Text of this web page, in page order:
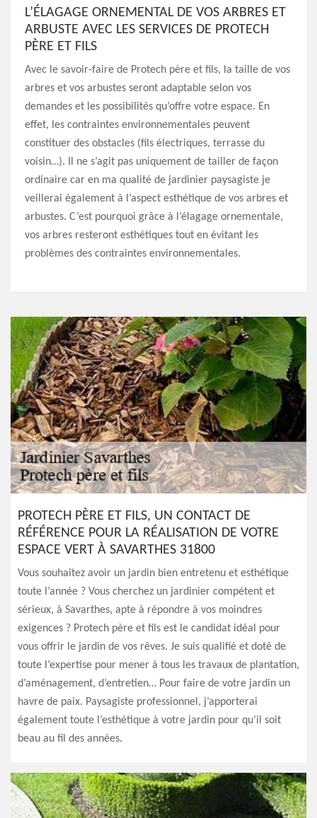
L’ÉLAGAGE ORNEMENTAL DE VOS ARBRES ET
ARBUSTE AVEC LES SERVICES DE PROTECH
PÈRE ET FILS
Avec le savoir-faire de Protech père et fils, la taille de vos
arbres et vos arbustes seront adaptable selon vos
demandes et les possibilités qu’offre votre espace. En
effet, les contraintes environnementales peuvent
constituer des obstacles (fils électriques, terrasse du
voisin…). Il ne s’agit pas uniquement de tailler de façon
ordinaire car en ma qualité de jardinier paysagiste je
veillerai également à l’aspect esthétique de vos arbres et
arbustes. C’est pourquoi grâce à l’élagage ornementale,
vos arbres resteront esthétiques tout en évitant les
problèmes des contraintes environnementales.
PROTECH PÈRE ET FILS, UN CONTACT DE
RÉFÉRENCE POUR LA RÉALISATION DE VOTRE
ESPACE VERT À SAVARTHES 31800
Vous souhaitez avoir un jardin bien entretenu et esthétique
toute l’année ? Vous cherchez un jardinier compétent et
sérieux, à Savarthes, apte à répondre à vos moindres
exigences ? Protech père et fils est le candidat idéal pour
vous offrir le jardin de vos rêves. Je suis qualifié et doté de
toute l’expertise pour mener à tous les travaux de plantation,
d’aménagement, d’entretien… Pour faire de votre jardin un
havre de paix. Paysagiste professionnel, j’apporterai
également toute l’esthétique à votre jardin pour qu’il soit
beau au fil des années.